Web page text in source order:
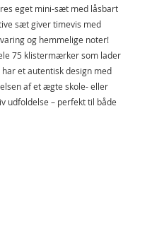
eget mini-sæt med låsbart
sæt giver timevis med
og hemmelige noter!
75 klistermærker som lader
et autentisk design med
af et ægte skole- eller
udfoldelse – perfekt til både